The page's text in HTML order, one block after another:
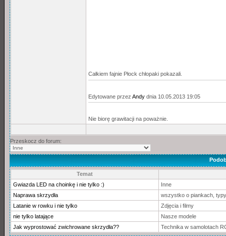
Całkiem fajnie Płock chłopaki pokazali.
Edytowane przez Andy dnia 10.05.2013 19:05
Nie biorę grawitacji na poważnie.
Przeskocz do forum:
Temat
Gwiazda LED na choinkę i nie tylko :)
Inne
Naprawa skrzydła
wszystko o piankach,
Latanie w rowku i nie tylko
Zdjęcia i filmy
nie tylko latające
Nasze modele
Jak wyprostować zwichrowane skrzydła??
Technika w samolotach